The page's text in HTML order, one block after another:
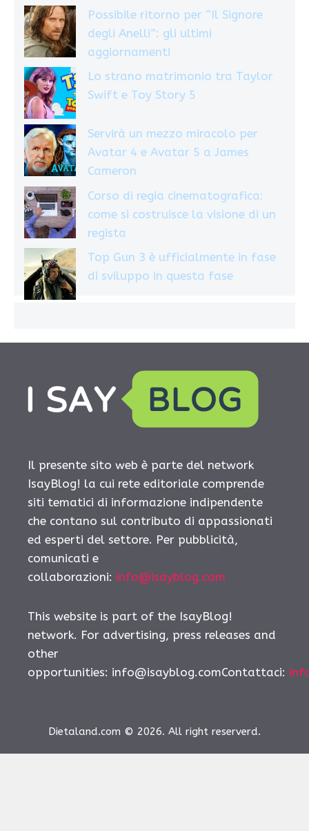
Possibile ritorno per “Il Signore
degli Anelli”: gli ultimi
aggiornamenti
Lo strano matrimonio tra Taylor
Swift e Toy Story 5
Servirà un mezzo miracolo per
Avatar 4 e Avatar 5 a James
Cameron
Corso di regia cinematografica:
come si costruisce la visione di un
regista
Top Gun 3 è ufficialmente in fase
di sviluppo in questa fase
Il presente sito web è parte del network
IsayBlog! la cui rete editoriale comprende
siti tematici di informazione indipendente
che contano sul contributo di appassionati
ed esperti del settore. Per pubblicità,
comunicati e
collaborazioni: info@isayblog.com
This website is part of the IsayBlog!
network. For advertising, press releases and
other
opportunities: info@isayblog.comContattaci:
Dietaland.com © 2026. All right reserverd.